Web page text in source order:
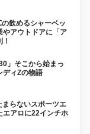
飲めるシャーベッ
やアウトドアに「ア
」そこから始まっ
ディZの物語
らないスポーツエ
エアロに22インチホ